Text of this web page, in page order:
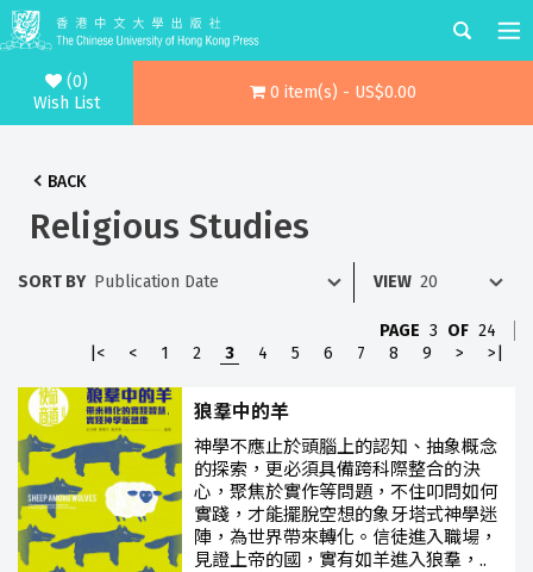
(0)
Wish List
0 item(s) - US$0.00
BACK
Religious Studies
SORT BY VIEW
PAGE 3 OF 24
|<
< 1 2 3 4 5 6 7 8 9 > >|
狼羣中的羊
神學不應止於頭腦上的認知、抽象概念
的探索，更必須具備跨科際整合的決
心，聚焦於實作等問題，不住叩問如何
實踐，才能擺脫空想的象牙塔式神學迷
陣，為世界帶來轉化。信徒進入職場，
見證上帝的國，實有如羊進入狼羣，..